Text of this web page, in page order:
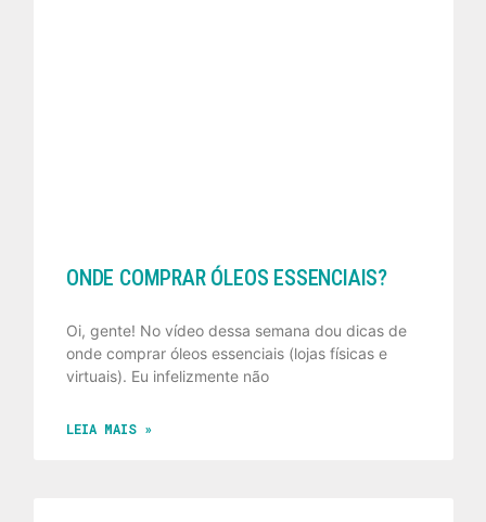
ONDE COMPRAR ÓLEOS ESSENCIAIS?
Oi, gente! No vídeo dessa semana dou dicas de
onde comprar óleos essenciais (lojas físicas e
virtuais). Eu infelizmente não
LEIA MAIS »